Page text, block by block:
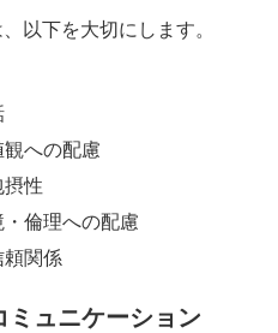
以下を大切にします。
への配慮
性
倫理への配慮
頼関係
ミュニケーション